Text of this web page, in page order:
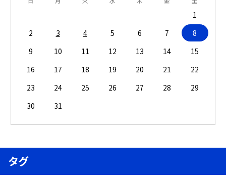
1
2
3 4 5 6 7
8
9
10 11 12 13 14
15
16
17 18 19 20 21
22
23
24 25 26 27 28
29
30
31
タグ